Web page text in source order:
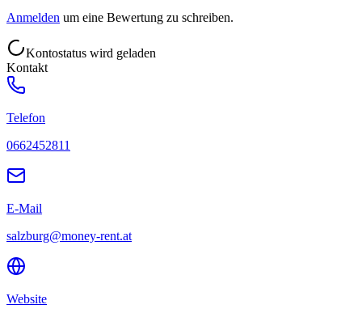
Anmelden um eine Bewertung zu schreiben.
Kontostatus wird geladen
Kontakt
Telefon
0662452811
E-Mail
salzburg@money-rent.at
Website